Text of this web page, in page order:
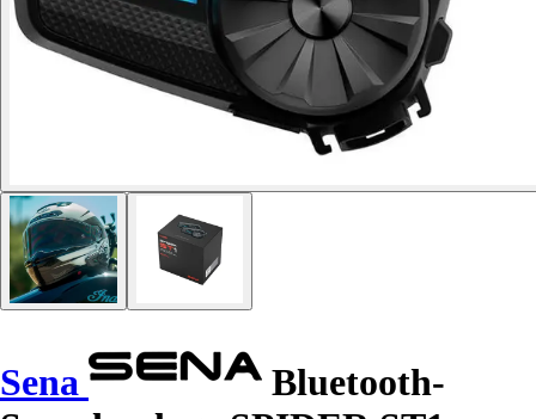
Sena
Bluetooth-